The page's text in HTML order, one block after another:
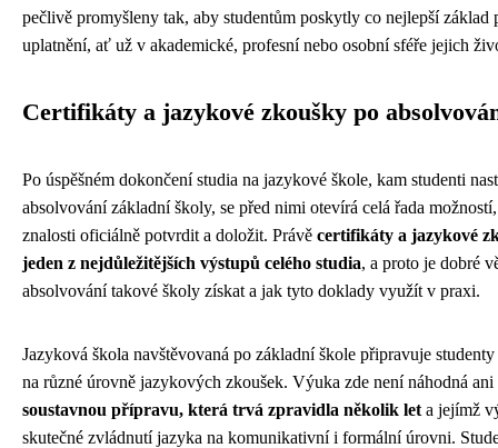
pečlivě promyšleny tak, aby studentům poskytly co nejlepší základ
uplatnění, ať už v akademické, profesní nebo osobní sféře jejich
Certifikáty a jazykové zkoušky po
Po úspěšném dokončení studia na jazykové škole, kam studenti
absolvování základní školy, se před nimi otevírá celá řada
znalosti oficiálně potvrdit a doložit. Právě certifikáty a jazykové
jeden z nejdůležitějších výstupů celého studia, a proto je dobré
absolvování takové školy získat a jak tyto doklady využít v praxi.
Jazyková škola navštěvovaná po základní škole připravuje
na různé úrovně jazykových zkoušek. Výuka zde není náhodná
soustavnou přípravu, která trvá zpravidla několik let a jejímž
skutečné zvládnutí jazyka na komunikativní i formální úrovni.